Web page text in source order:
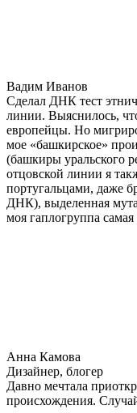
Вадим Иванов
Сделал ДНК тест
линии. Выяснилось,
европейцы. Но
мое «башкирское»
(башкиры уральского
отцовской линии я
португальцами, даже
ДНК), выделенная
моя гаплогруппа
Анна Камова
Дизайнер, блогер
Давно мечтала
происхождения.